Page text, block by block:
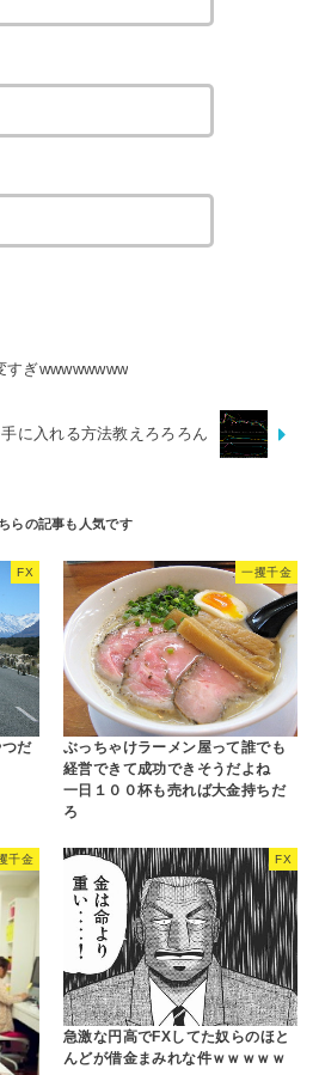
すぎwwwwwwww
に入れる方法教えろろろん
FX
だ
一攫千金
ぶっちゃけラーメン屋って誰でも
経営できて成功できそうだよね
一日１００杯も売れば大金持ちだ
ろ
千金 FX
急激な円高でFXしてた奴らのほと
んどが借金まみれな件ｗｗｗｗｗ